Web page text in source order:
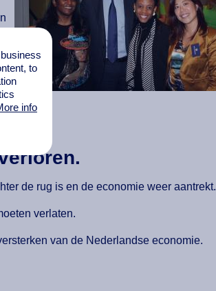
de rug is en de economie weer aantrekt.
verlaten.
van de Nederlandse economie.
to
info